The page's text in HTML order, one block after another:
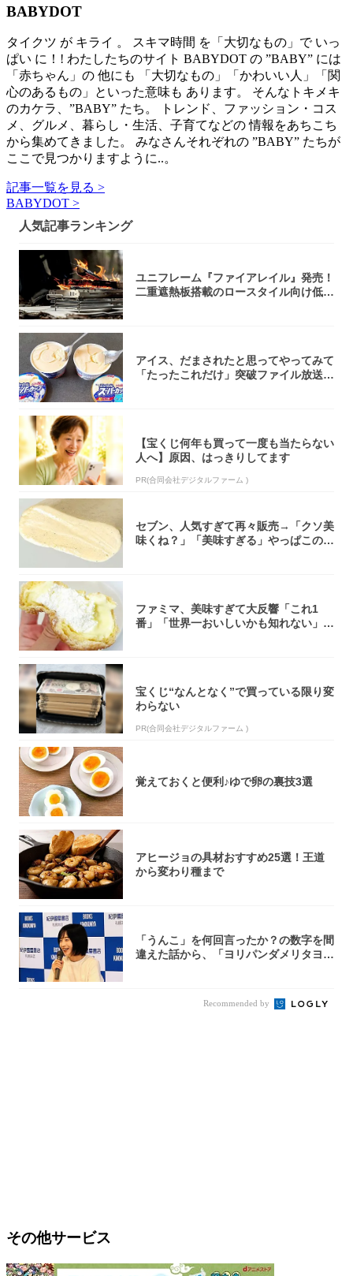
BABYDOT
タイクツ が キライ 。 スキマ時間 を「大切なもの」で いっ
ぱい に！! わたしたちのサイト BABYDOT の ”BABY” には
「赤ちゃん」の 他にも 「大切なもの」「かわいい人」「関
心のあるもの」といった意味も あります。 そんなトキメキ
のカケラ、”BABY” たち。 トレンド、ファッション・コス
メ、グルメ、暮らし・生活、子育てなどの 情報をあちこち
から集めてきました。 みなさんそれぞれの ”BABY” たちが
ここで見つかりますように..。
記事一覧を見る >
BABYDOT >
人気記事ランキング
ユニフレーム『ファイアレイル』発売！
二重遮熱板搭載のロースタイル向け低型
アイス、だまされたと思ってやってみて
「たったこれだけ」突破ファイル放送で
【宝くじ何年も買って一度も当たらない
人へ】原因、はっきりしてます
PR(合同会社デジタルファーム )
セブン、人気すぎて再々販売→「クソ美
味くね？」「美味すぎる」やっぱこのク
ファミマ、美味すぎて大反響「これ1
番」「世界一おいしいかも知れない」
宝くじ“なんとなく”で買っている限り変
わらない
PR(合同会社デジタルファーム )
覚えておくと便利♪ゆで卵の裏技3選
アヒージョの具材おすすめ25選！王道
から変わり種まで
「うんこ」を何回言ったか？の数字を間
違えた話から、「ヨリパンダメリタヨコ
Recommended by
その他サービス